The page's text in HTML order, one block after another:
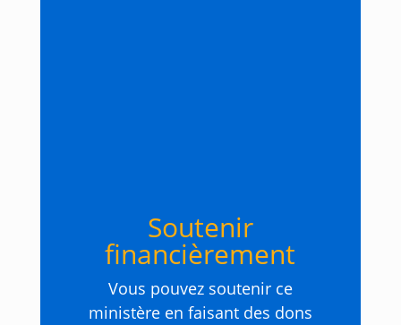
Soutenir
financièrement
Vous pouvez soutenir ce
ministère en faisant des dons